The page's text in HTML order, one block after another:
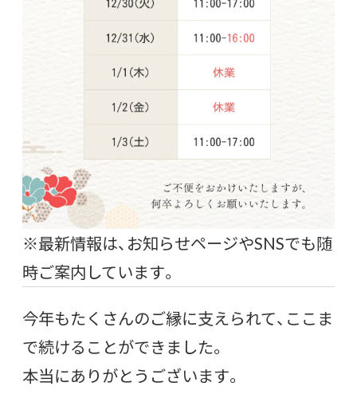
※最新情報は、お知らせページやSNSでも随
時ご案内しています。
今年もたくさんのご縁に支えられて、ここま
で続けることができました。
本当にありがとうございます。